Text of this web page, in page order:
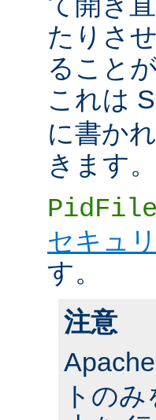
たりさ
ること
これは
に書か
きます。
PidFile
セキュ
す。
注意
トの